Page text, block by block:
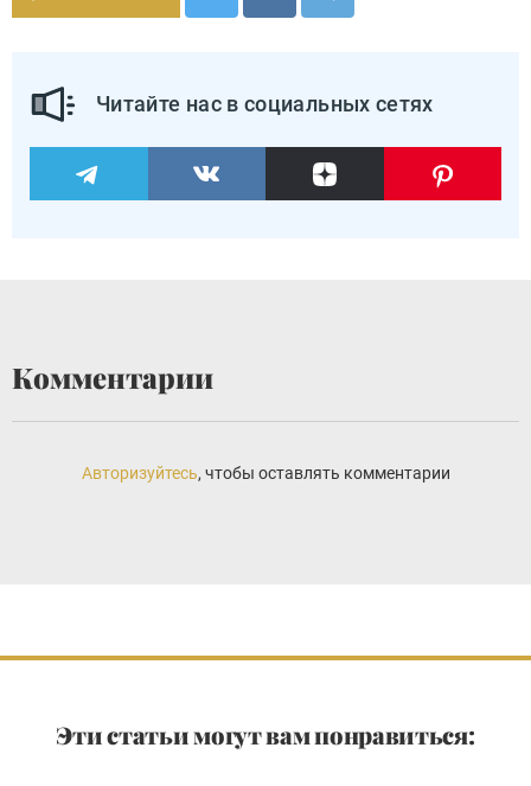
Читайте нас в социальных сетях
Комментарии
Авторизуйтесь, чтобы оставлять комментарии
Эти статьи могут вам понравиться: